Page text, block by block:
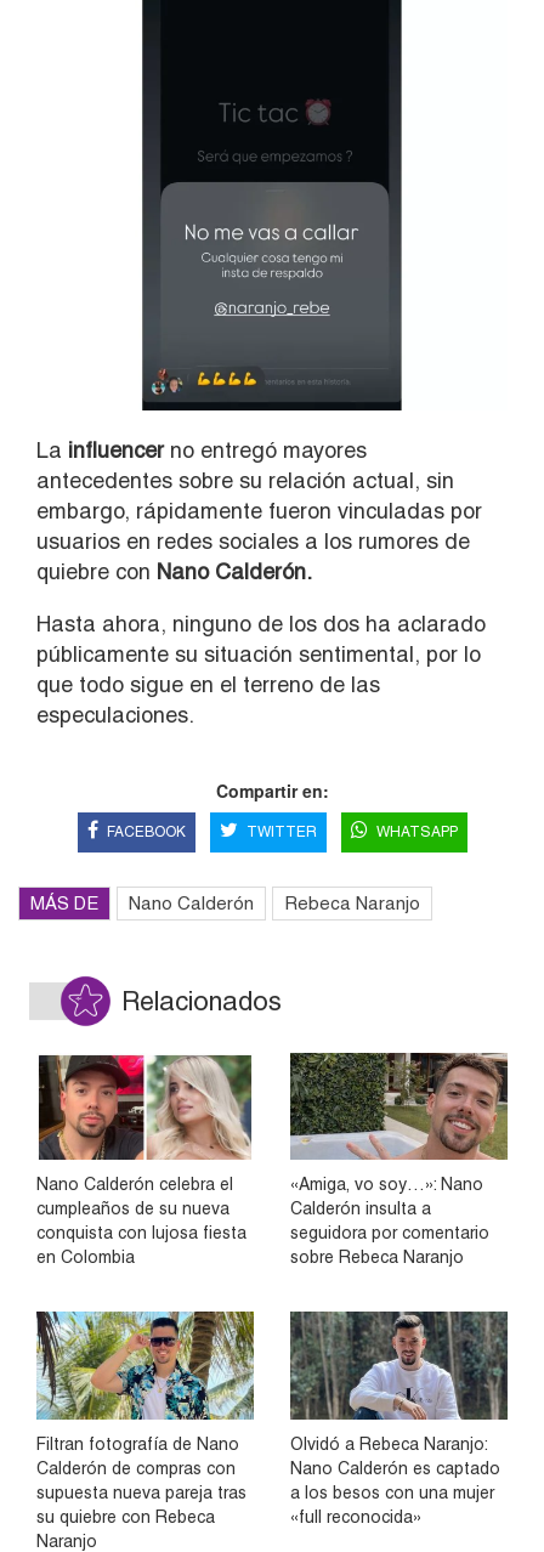
La influencerno entregó mayores
antecedentes sobre su relación actual, sin
embargo, rápidamente fueron vinculadas por
usuarios en redes sociales a los rumores de
quiebre con Nano Calderón.
Hasta ahora, ninguno de los dos ha aclarado
públicamente su situación sentimental, por lo
que todo sigue en el terreno de las
especulaciones.
Compartir en:
FACEBOOK TWITTER WHATSAPP
MÁS DE Nano Calderón Rebeca Naranjo
Relacionados
Nano Calderón celebra el
cumpleaños de su nueva
conquista con lujosa fiesta
en Colombia
«Amiga, vo soy…»: Nano
Calderón insulta a
seguidora por comentario
sobre Rebeca Naranjo
Filtran fotografía de Nano
Calderón de compras con
supuesta nueva pareja tras
su quiebre con Rebeca
Naranjo
Olvidó a Rebeca Naranjo:
Nano Calderón es captado
a los besos con una mujer
«full reconocida»